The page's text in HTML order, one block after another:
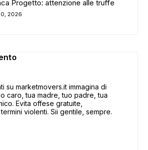
Progetto: attenzione alle truffe
2026
su marketmovers.it immagina di
caro, tua madre, tuo padre, tua
Evita offese gratuite,
violenti. Sii gentile, sempre.